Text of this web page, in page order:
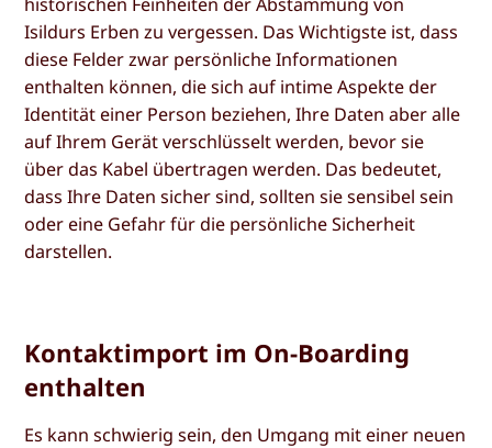
Isildurs Erben zu vergessen. Das Wichtigste ist, dass
diese Felder zwar persönliche Informationen
enthalten können, die sich auf intime Aspekte der
Identität einer Person beziehen, Ihre Daten aber alle
auf Ihrem Gerät verschlüsselt werden, bevor sie
über das Kabel übertragen werden. Das bedeutet,
dass Ihre Daten sicher sind, sollten sie sensibel sein
oder eine Gefahr für die persönliche Sicherheit
darstellen.
Kontaktimport im On-Boarding
enthalten
Es kann schwierig sein, den Umgang mit einer neuen